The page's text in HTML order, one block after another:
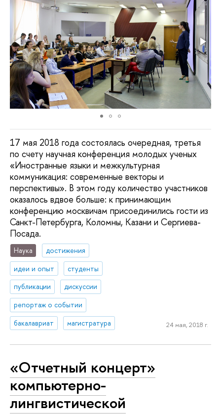
17 мая 2018 года состоялась очередная, третья
по счету научная конференция молодых ученых
«Иностранные языки и межкультурная
коммуникация: современные векторы и
перспективы». В этом году количество участников
оказалось вдвое больше: к принимающим
конференцию москвичам присоединились гости из
Санкт-Петербурга, Коломны, Казани и Сергиева-
Посада.
Наука
достижения
идеи и опыт
студенты
публикации
дискуссии
репортаж о событии
бакалавриат
магистратура 24 мая, 2018 г.
«Отчетный концерт»
компьютерно-
лингвистической